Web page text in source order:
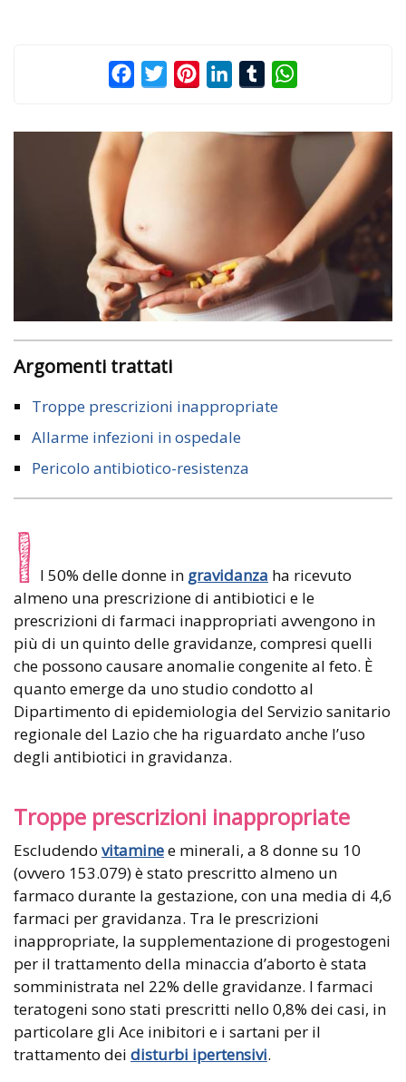
FacebookTwitterPinterestLinkedInTumblr
Argomenti trattati
Troppe prescrizioni inappropriate
Allarme infezioni in ospedale
Pericolo antibiotico-resistenza
I l 50% delle donne in gravidanza ha ricevuto
almeno una prescrizione di antibiotici e le
prescrizioni di farmaci inappropriati avvengono in
più di un quinto delle gravidanze, compresi quelli
che possono causare anomalie congenite al feto. È
quanto emerge da uno studio condotto al
Dipartimento di epidemiologia del Servizio sanitario
regionale del Lazio che ha riguardato anche l’uso
degli antibiotici in gravidanza.
Troppe prescrizioni inappropriate
Escludendo vitaminee minerali, a 8 donne su 10
(ovvero 153.079) è stato prescritto almeno un
farmaco durante la gestazione, con una media di 4,6
farmaci per gravidanza. Tra le prescrizioni
inappropriate, la supplementazione di progestogeni
per il trattamento della minaccia d’aborto è stata
somministrata nel 22% delle gravidanze. I farmaci
teratogeni sono stati prescritti nello 0,8% dei casi, in
particolare gli Ace inibitori e i sartani per il
trattamento dei disturbi ipertensivi.